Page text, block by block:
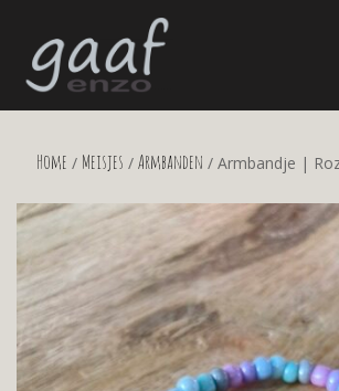
Home / Meisjes / Armbanden / Armbandje |